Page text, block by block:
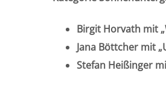
Birgit Horvath mit
Jana Böttcher mit
Stefan Heißinger